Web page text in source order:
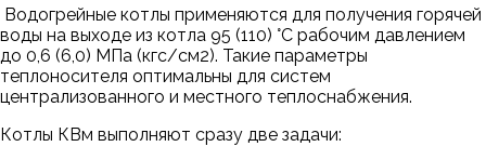
Водогрейные котлы применяются для получения горячей
воды на выходе из котла 95 (110) °С рабочим давлением
до 0,6 (6,0) МПа (кгс/см2). Такие параметры
теплоносителя оптимальны для систем
централизованного и местного теплоснабжения.
Котлы КВм выполняют сразу две задачи: